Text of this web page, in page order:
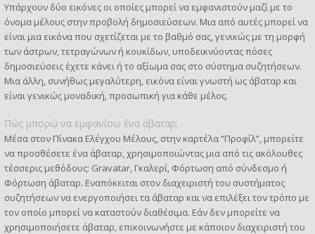
Υπάρχουν δύο εικόνες οι οποίες μπορεί να εμφανιστούν μαζί με το
όνομα μέλους στην προβολή δημοσιεύσεων. Μια από αυτές μπορεί να
είναι μια εικόνα που σχετίζεται με το βαθμό σας, γενικώς με τη μορφή
των άστρων, τετραγώνων ή κουκίδων, υποδεικνύοντας πόσες
δημοσιεύσεις έχετε κάνει ή το αξίωμα σας στο σύστημα συζητήσεων.
Μια άλλη, συνήθως μεγαλύτερη, εικόνα είναι γνωστή ως άβαταρ και
είναι γενικώς μοναδική, προσωπική για κάθε μέλος.
Πώς μπορώ να εμφανίσω ένα άβαταρ;
Μέσα στον Πίνακα Ελέγχου Μέλους, στην καρτέλα “Προφίλ”, μπορείτε
να προσθέσετε ένα άβαταρ, χρησιμοποιώντας μια από τις ακόλουθες
τέσσερις μεθόδους: Gravatar, Γκαλερί, Φόρτωση από σύνδεσμο ή
Φόρτωση άβαταρ. Εναπόκειται στον διαχειριστή του συστήματος
συζητήσεων να ενεργοποιήσει τα άβαταρ και να επιλέξει τον τρόπο με
τον οποίο μπορεί να καταστούν διαθέσιμα. Εάν δεν μπορείτε να
χρησιμοποιήσετε άβαταρ, επικοινωνήστε με κάποιον διαχειριστή του